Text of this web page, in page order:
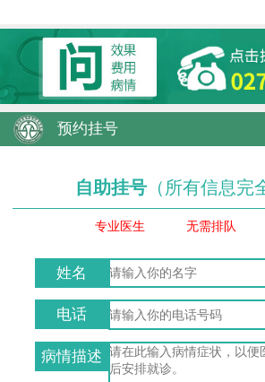
预约挂号
自助挂号 （所有信息完
专业医生 无需排队
姓名
电话
病情描述